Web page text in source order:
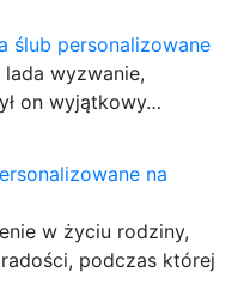
ślub personalizowane
wyzwanie,
on wyjątkowy…
na
w życiu rodziny,
podczas której